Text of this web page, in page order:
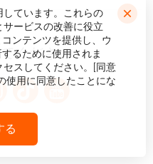
ください
2026
ています。これらの
ービスの改善に役立
ンテンツを提供し、ウ
るために使用されま
セスしてください。[同意
使用に同意したことにな
る